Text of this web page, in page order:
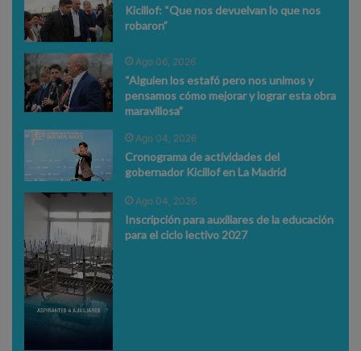
Kicillof: “Que nos devuelvan lo que nos
robaron”
Ago 06, 2026
“Alguien los estafó pero nos unimos y
pensamos cómo mejorar y lograr esta obra
maravillosa”
Ago 04, 2026
Cronograma de actividades del
gobernador Kicillof en La Madrid
Ago 04, 2026
Inscripción para auxiliares de la educación
para el ciclo lectivo 2027